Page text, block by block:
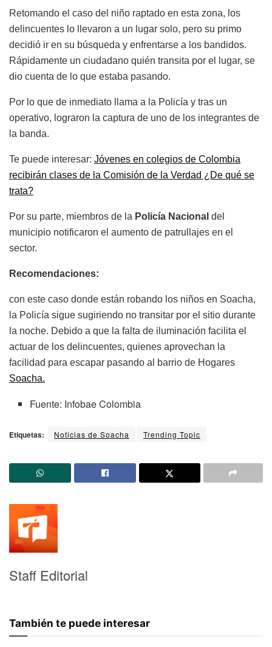
Retomando el caso del niño raptado en esta zona, los
delincuentes lo llevaron a un lugar solo, pero su primo
decidió ir en su búsqueda y enfrentarse a los bandidos.
Rápidamente un ciudadano quién transita por el lugar, se
dio cuenta de lo que estaba pasando.
Por lo que de inmediato llama a la Policía y tras un
operativo, lograron la captura de uno de los integrantes de
la banda.
Te puede interesar: Jóvenes en colegios de Colombia
recibirán clases de la Comisión de la Verdad ¿De qué se
trata?
Por su parte, miembros de la Policía Nacional del
municipio notificaron el aumento de patrullajes en el
sector.
Recomendaciones:
con este caso donde están robando los niños en Soacha,
la Policía sigue sugiriendo no transitar por el sitio durante
la noche. Debido a que la falta de iluminación facilita el
actuar de los delincuentes, quienes aprovechan la
facilidad para escapar pasando al barrio de Hogares
Soacha.
Fuente: Infobae Colombia
Etiquetas: Noticias de Soacha Trending Topic
Staff Editorial
También te puede interesar